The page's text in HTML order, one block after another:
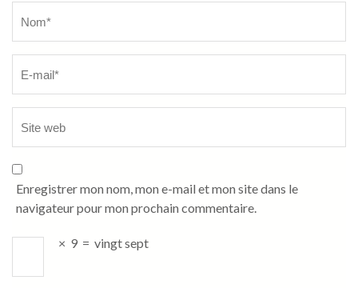
Enregistrer mon nom, mon e-mail et mon site dans le
navigateur pour mon prochain commentaire.
× 9 = vingt sept